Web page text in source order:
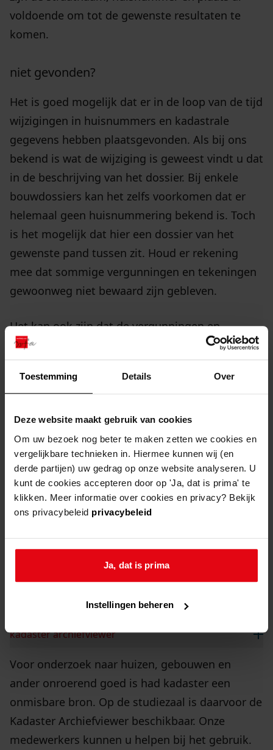
Toestemming Details Over
Deze website maakt gebruik van cookies
Om uw bezoek nog beter te maken zetten we cookies en
vergelijkbare technieken in. Hiermee kunnen wij (en
derde partijen) uw gedrag op onze website analyseren. U
kunt de cookies accepteren door op 'Ja, dat is prima' te
klikken. Meer informatie over cookies en privacy? Bekijk
ons privacybeleid privacybeleid
Ja, dat is prima
Instellingen beheren
voldoende om tot de gewenste resultaten te
komen.
niet gevonden?
Het is goed mogelijk dat er in de loop van de tijd
wijzigingen in huisnummers en kadastrale
gegevens hebben plaatsgevonden. Als bij ons
bekend is wat de wijziging is geweest vindt u dat
in de beschrijving van het dossier. Bij enkele
bouwdossiers kan het zelfs voorkomen dat er
helemaal geen huisnummering bekend is. Toch
is het mogelijk dat hier een dossier van het
gewenste pand tussen zit. Houd er rekening
mee dat sommige vergunningen en tekeningen
gewoonweg niet bewaard zijn gebleven.
Het kan ook zijn dat de vergunningen en
tekeningen nog bij de betreffende gemeente
berusten. Dit geldt voor dossiers die zijn
opgemaakt voor de meest recente bouw of
overgedragen aan het Westfries Archief.
Digitaal of fysiek?
Op dit moment werkt het archief aan de
digitalisering van de bouwdossiers. Het grootste
onze website. Mocht u een dossier willen inzien
dat nog geen scans online heeft staan, kunt u
deze gewoon aanvragen voor inzage bij ons op
kadaster archiefviewer
Voor onderzoek naar huizen, gebouwen en
ander onroerend goed is had kadaster een
onmisbare bron. Op de studiezaal is daarvoor de
Kadaster Archiefviewer beschikbaar. Onze
medewerkers kunnen u helpen bij het gebruik.